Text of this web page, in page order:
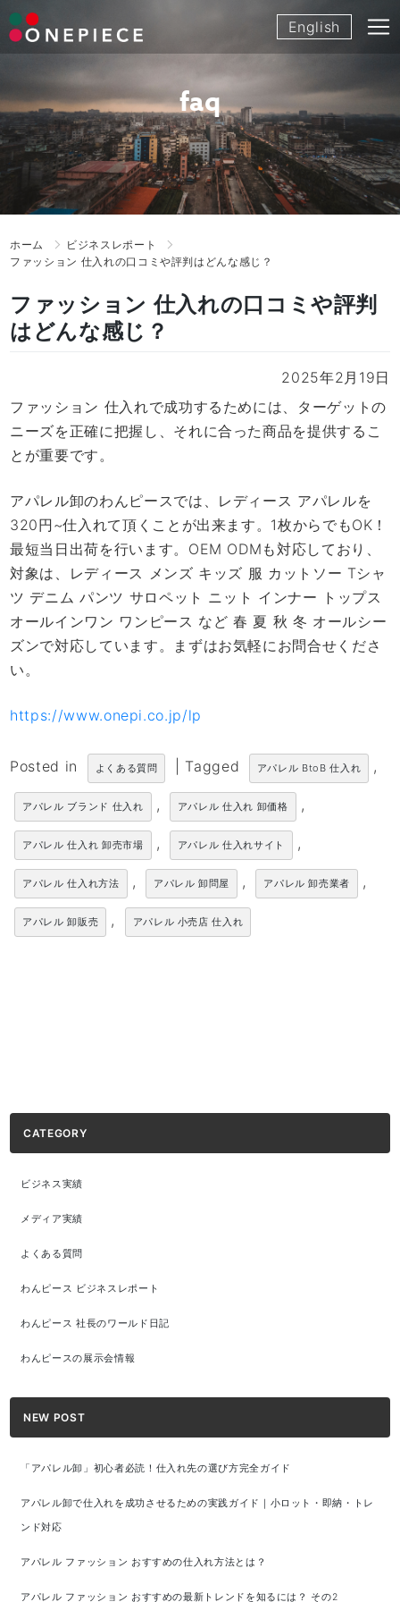
Skip
to
English
faq
ホーム
ビジネスレポート
ファッション 仕入れの口コミや評判はどんな感じ？
ファッション 仕入れの口コミや評判
はどんな感じ？
2025年2月19日
ファッション 仕入れで成功するためには、ターゲットの
ニーズを正確に把握し、それに合った商品を提供するこ
とが重要です。
アパレル卸のわんピースでは、レディース アパレルを
320円~仕入れて頂くことが出来ます。1枚からでもOK！
最短当日出荷を行います。OEM ODMも対応しており、
対象は、レディース メンズ キッズ 服 カットソー Tシャ
ツ デニム パンツ サロペット ニット インナー トップス
オールインワン ワンピース など 春 夏 秋 冬 オールシー
ズンで対応しています。まずはお気軽にお問合せくださ
い。
https://www.onepi.co.jp/lp
Posted in よくある質問 Tagged アパレル BtoB 仕入れ ,
アパレル ブランド 仕入れ , アパレル 仕入れ 卸価格 ,
アパレル 仕入れ 卸売市場 , アパレル 仕入れサイト ,
アパレル 仕入れ方法 , アパレル 卸問屋 , アパレル 卸売業者 ,
アパレル 卸販売 , アパレル 小売店 仕入れ
CATEGORY
ビジネス実績
メディア実績
よくある質問
わんピース ビジネスレポート
わんピース 社長のワールド日記
わんピースの展示会情報
NEW POST
「アパレル卸」初心者必読！仕入れ先の選び方完全ガイド
アパレル卸で仕入れを成功させるための実践ガイド｜小ロット・即納・トレ
ンド対応
アパレル ファッション おすすめの仕入れ方法とは？
アパレル ファッション おすすめの最新トレンドを知るには？ その2